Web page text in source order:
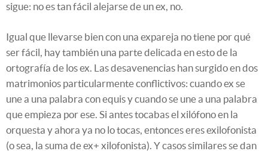
sigue: no es tan fácil alejarse de un ex, no.
Igual que llevarse bien con una expareja no tiene por qué
ser fácil, hay también una parte delicada en esto de la
ortografía de los ex. Las desavenencias han surgido en dos
matrimonios particularmente conflictivos: cuando ex se
une a una palabra con equis y cuando se une a una palabra
que empieza por ese. Si antes tocabas el xilófono en la
orquesta y ahora ya no lo tocas, entonces eres exilofonista
(o sea, la suma de ex+ xilofonista). Y casos similares se dan